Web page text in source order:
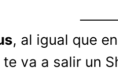
, al igual que
va a salir un